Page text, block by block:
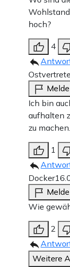
hoch?
4
Ich bin
aufhalten
zu machen.
1
Docker
Wie
2
Weitere